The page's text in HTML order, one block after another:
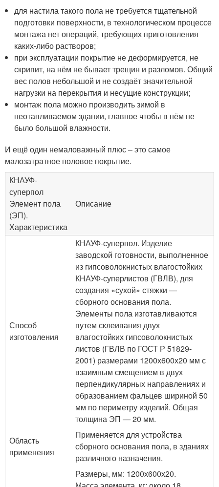
для настила такого пола не требуется тщательной
подготовки поверхности, в технологическом процессе
монтажа нет операций, требующих приготовления
каких-либо растворов;
при эксплуатации покрытие не деформируется, не
скрипит, на нём не бывает трещин и разломов. Общий
вес полов небольшой и не создаёт значительной
нагрузки на перекрытия и несущие конструкции;
монтаж пола можно производить зимой в
неотапливаемом здании, главное чтобы в нём не
было большой влажности.
И ещё один немаловажный плюс – это самое
малозатратное половое покрытие.
КНАУФ-
суперпол
Элемент пола
(ЭП).
Характеристика
Описание
Способ
изготовления
КНАУФ-суперпол. Изделие
заводской готовности, выполненное
из гипсоволокнистых влагостойких
КНАУФ-суперлистов (ГВЛВ), для
создания «сухой» стяжки —
сборного основания пола.
Элементы пола изготавливаются
путем склеивания двух
влагостойких гипсоволокнистых
листов (ГВЛВ по ГОСТ Р 51829-
2001) размерами 1200х600х20 мм с
взаимным смещением в двух
перпендикулярных направлениях и
образованием фальцев шириной 50
мм по периметру изделий. Общая
толщина ЭП — 20 мм.
Область
применения
Применяется для устройства
сборного основания пола, в зданиях
различного назначения.
Размеры, мм: 1200х600х20.